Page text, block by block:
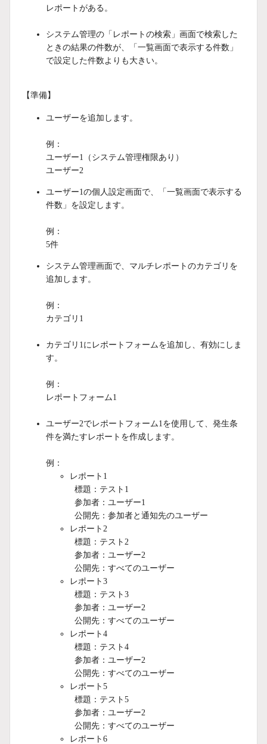
レポートがある。
システム管理の「レポートの検索」画面で検索した
ときの結果の件数が、「一覧画面で表示する件数」
で設定した件数よりも大きい。
【準備】
ユーザーを追加します。
例：
ユーザー1（システム管理権限あり）
ユーザー2
ユーザー1の個人設定画面で、「一覧画面で表示する
件数」を設定します。
例：
5件
システム管理画面で、マルチレポートのカテゴリを
追加します。
例：
カテゴリ1
カテゴリ1にレポートフォームを追加し、有効にしま
す。
例：
レポートフォーム1
ユーザー2でレポートフォーム1を使用して、発生条
件を満たすレポートを作成します。
例：
レポート1
標題：テスト1
参加者：ユーザー1
公開先：参加者と通知先のユーザー
レポート2
標題：テスト2
参加者：ユーザー2
公開先：すべてのユーザー
レポート3
標題：テスト3
参加者：ユーザー2
公開先：すべてのユーザー
レポート4
標題：テスト4
参加者：ユーザー2
公開先：すべてのユーザー
レポート5
標題：テスト5
参加者：ユーザー2
公開先：すべてのユーザー
レポート6